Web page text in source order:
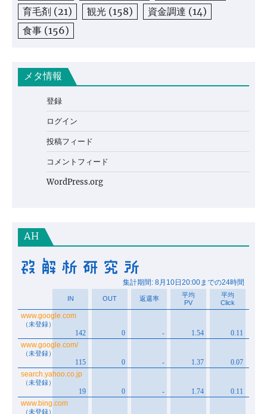
育毛剤 (21) 観光 (158) 資金調達 (14)
食事 (156)
メタ情報
登録
ログイン
投稿フィード
コメントフィード
WordPress.org
AH